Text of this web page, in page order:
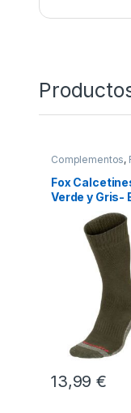
Complementos,
Fox
Verde y Gris-
13,99€